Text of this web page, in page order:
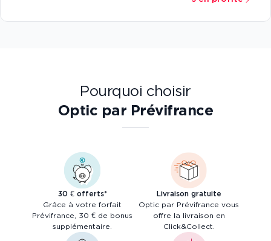
Pourquoi choisir
Optic par Prévifrance
30 € offerts*
Grâce à votre forfait
Prévifrance, 30 € de bonus
supplémentaire.
Livraison gratuite
Optic par Prévifrance vous
offre la livraison en
Click&Collect.